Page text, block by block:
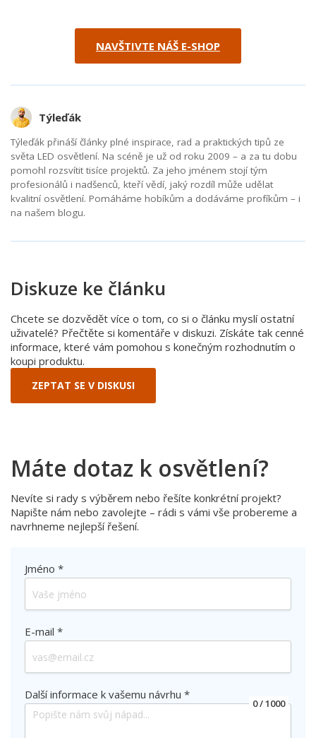
NAVŠTIVTE NÁŠ E-SHOP
Týleďák
Týleďák přináší články plné inspirace, rad a praktických tipů ze
světa LED osvětlení. Na scéně je už od roku 2009 – a za tu dobu
pomohl rozsvítit tisíce projektů. Za jeho jménem stojí tým
profesionálů i nadšenců, kteří vědí, jaký rozdíl může udělat
kvalitní osvětlení. Pomáháme hobíkům a dodáváme profíkům – i
na našem blogu.
Diskuze ke článku
Chcete se dozvědět více o tom, co si o článku myslí ostatní
uživatelé? Přečtěte si komentáře v diskuzi. Získáte tak cenné
informace, které vám pomohou s konečným rozhodnutím o
koupi produktu.
ZEPTAT SE V DISKUSI
Máte dotaz k osvětlení?
Nevíte si rady s výběrem nebo řešíte konkrétní projekt?
Napište nám nebo zavolejte – rádi s vámi vše probereme a
navrhneme nejlepší řešení.
Jméno *
E-mail *
0/ 1000
Další informace k vašemu návrhu *